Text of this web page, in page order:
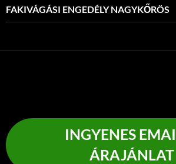
FAKIVÁGÁSI ENGEDÉLY NAGYKŐRÖS
INGYENES
ÁRAJÁNLAT